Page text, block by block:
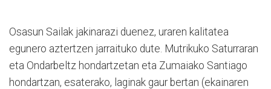
Osasun Sailak jakinarazi duenez, uraren kalitatea
egunero aztertzen jarraituko dute. Mutrikuko Saturraran
eta Ondarbeltz hondartzetan eta Zumaiako Santiago
hondartzan, esaterako, laginak gaur bertan (ekainaren